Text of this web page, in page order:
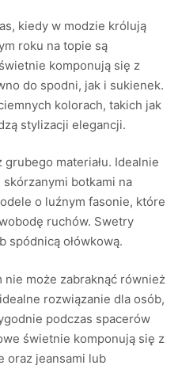
kiedy w modzie królują
roku na topie są
komponują się z
do spodni, jak i sukienek.
kolorach, takich jak
stylizacji elegancji.
materiału. Idealnie
skórzanymi botkami na
o luźnym fasonie, które
ruchów. Swetry
spódnicą ołówkową.
może zabraknąć również
rozwiązanie dla osób,
podczas spacerów
świetnie komponują się z
oraz jeansami lub